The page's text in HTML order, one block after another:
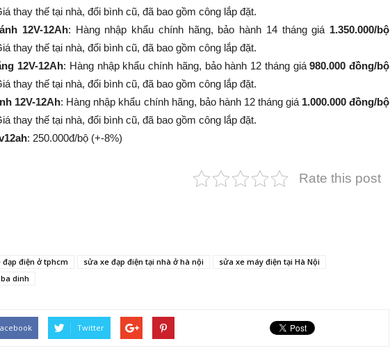
thay thế tại nhà, đổi bình cũ, đã bao gồm công lắp đặt.
12V-12Ah: Hàng nhập khẩu chính hãng, bảo hành 14 tháng giá 1.350.000/bộ
thay thế tại nhà, đổi bình cũ, đã bao gồm công lắp đặt.
12V-12Ah: Hàng nhập khẩu chính hãng, bảo hành 12 tháng giá980.000 đồng/bộ
thay thế tại nhà, đổi bình cũ, đã bao gồm công lắp đặt.
12V-12Ah: Hàng nhập khẩu chính hãng, bảo hành 12 tháng giá 1.000.000 đồng/bộ
thay thế tại nhà, đổi bình cũ, đã bao gồm công lắp đặt.
: 250.000đ/bộ (+-8%​​​​​​​)
Rate this post
điện ở tphcm sửa xe đạp điện tại nhà ở hà nội
sửa xe máy điện tại Hà Nội
dinh
Twitter